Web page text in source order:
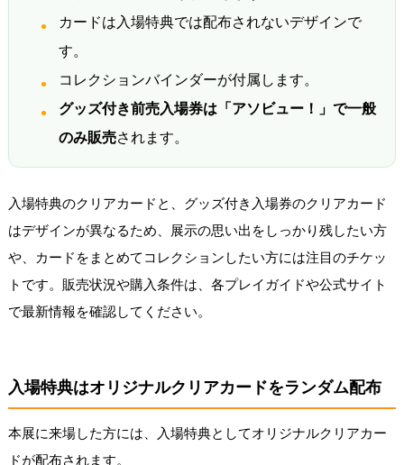
カードは入場特典では配布されないデザインで
す。
コレクションバインダーが付属します。
グッズ付き前売入場券は「アソビュー！」で一般
のみ販売されます。
入場特典のクリアカードと、グッズ付き入場券のクリアカード
はデザインが異なるため、展示の思い出をしっかり残したい方
や、カードをまとめてコレクションしたい方には注目のチケッ
トです。販売状況や購入条件は、各プレイガイドや公式サイト
で最新情報を確認してください。
入場特典はオリジナルクリアカードをランダム配布
本展に来場した方には、入場特典としてオリジナルクリアカー
ドが配布されます。